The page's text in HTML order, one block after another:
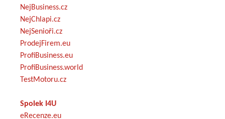
NejBusiness.cz
NejChlapi.cz
NejSenioři.cz
ProdejFirem.eu
ProfiBusiness.eu
ProfiBusiness.world
TestMotoru.cz
Spolek I4U
eRecenze.eu